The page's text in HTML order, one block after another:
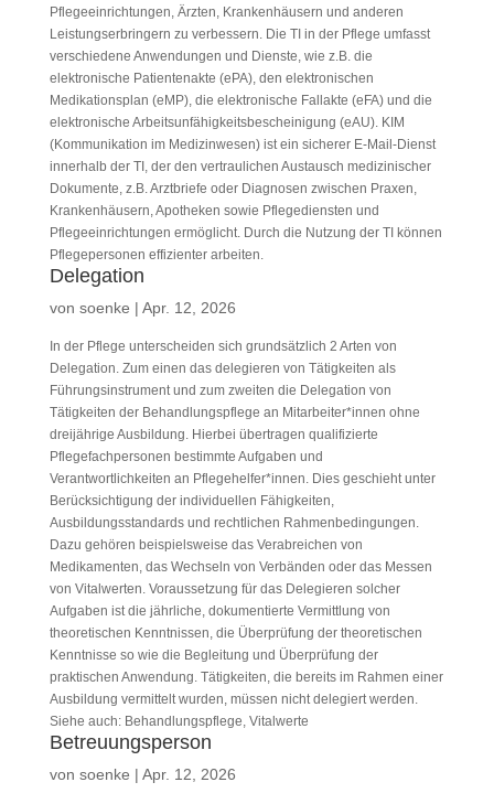
Pflegeeinrichtungen, Ärzten, Krankenhäusern und anderen
Leistungserbringern zu verbessern. Die TI in der Pflege umfasst
verschiedene Anwendungen und Dienste, wie z.B. die
elektronische Patientenakte (ePA), den elektronischen
Medikationsplan (eMP), die elektronische Fallakte (eFA) und die
elektronische Arbeitsunfähigkeitsbescheinigung (eAU). KIM
(Kommunikation im Medizinwesen) ist ein sicherer E-Mail-Dienst
innerhalb der TI, der den vertraulichen Austausch medizinischer
Dokumente, z.B. Arztbriefe oder Diagnosen zwischen Praxen,
Krankenhäusern, Apotheken sowie Pflegediensten und
Pflegeeinrichtungen ermöglicht. Durch die Nutzung der TI können
Pflegepersonen effizienter arbeiten.
Delegation
von soenke | Apr. 12, 2026
In der Pflege unterscheiden sich grundsätzlich 2 Arten von
Delegation. Zum einen das delegieren von Tätigkeiten als
Führungsinstrument und zum zweiten die Delegation von
Tätigkeiten der Behandlungspflege an Mitarbeiter*innen ohne
dreijährige Ausbildung. Hierbei übertragen qualifizierte
Pflegefachpersonen bestimmte Aufgaben und
Verantwortlichkeiten an Pflegehelfer*innen. Dies geschieht unter
Berücksichtigung der individuellen Fähigkeiten,
Ausbildungsstandards und rechtlichen Rahmenbedingungen.
Dazu gehören beispielsweise das Verabreichen von
Medikamenten, das Wechseln von Verbänden oder das Messen
von Vitalwerten. Voraussetzung für das Delegieren solcher
Aufgaben ist die jährliche, dokumentierte Vermittlung von
theoretischen Kenntnissen, die Überprüfung der theoretischen
Kenntnisse so wie die Begleitung und Überprüfung der
praktischen Anwendung. Tätigkeiten, die bereits im Rahmen einer
Ausbildung vermittelt wurden, müssen nicht delegiert werden.
Siehe auch: Behandlungspflege, Vitalwerte
Betreuungsperson
von soenke | Apr. 12, 2026